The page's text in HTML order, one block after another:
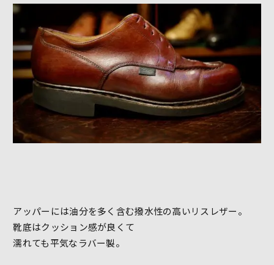
アッパーには油分を多く含む撥水性の高いリスレザー。
靴底はクッション感が良くて
濡れても平気なラバー製。